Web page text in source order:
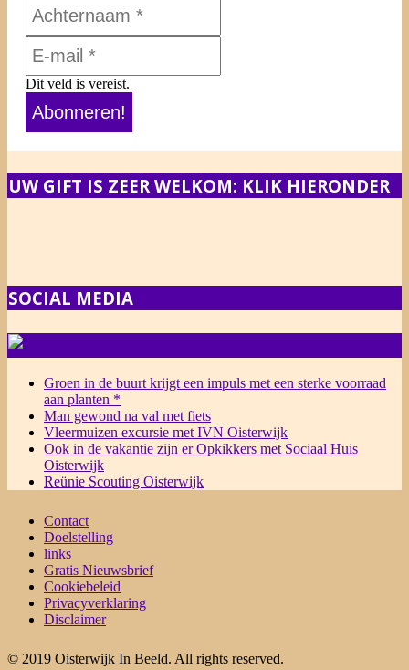
Dit veld is vereist.
UW GIFT IS ZEER WELKOM: KLIK HIERONDER
SOCIAL MEDIA
Groen in de buurt krijgt een impuls met een sterke voorraad
aan planten *
Man gewond na val met fiets
Vleermuizen excursie met IVN Oisterwijk
Ook in de vakantie zijn er Opkikkers met Sociaal Huis
Oisterwijk
Reünie Scouting Oisterwijk
Contact
Doelstelling
links
Gratis Nieuwsbrief
Cookiebeleid
Privacyverklaring
Disclaimer
© 2019 Oisterwijk In Beeld. All rights reserved.